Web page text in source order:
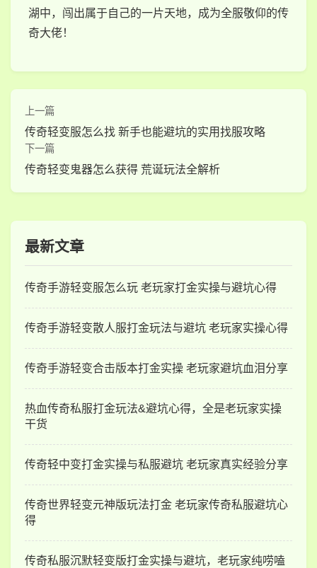
湖中，闯出属于自己的一片天地，成为全服敬仰的传
奇大佬！
上一篇
传奇轻变服怎么找 新手也能避坑的实用找服攻略
下一篇
传奇轻变鬼器怎么获得 荒诞玩法全解析
最新文章
传奇手游轻变服怎么玩 老玩家打金实操与避坑心得
传奇手游轻变散人服打金玩法与避坑 老玩家实操心得
传奇手游轻变合击版本打金实操 老玩家避坑血泪分享
热血传奇私服打金玩法&避坑心得，全是老玩家实操
干货
传奇轻中变打金实操与私服避坑 老玩家真实经验分享
传奇世界轻变元神版玩法打金 老玩家传奇私服避坑心
得
传奇私服沉默轻变版打金实操与避坑，老玩家纯唠嗑